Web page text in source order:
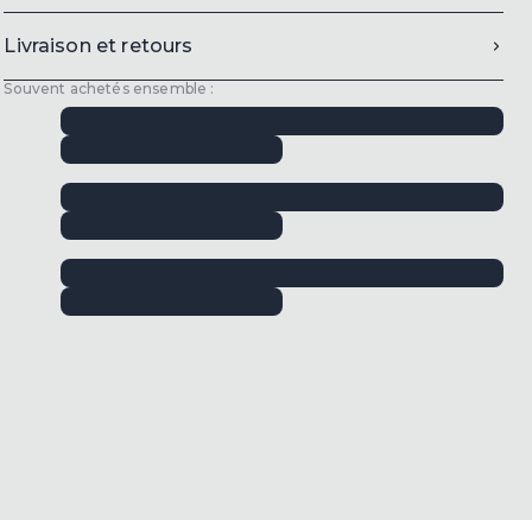
Livraison et retours
Souvent achetés ensemble :